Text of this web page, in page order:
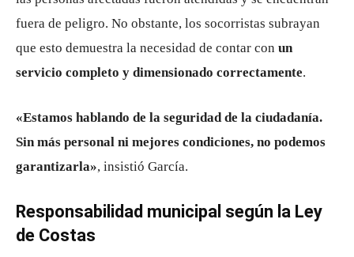
fuera de peligro. No obstante, los socorristas subrayan
que esto demuestra la necesidad de contar con un
servicio completo y dimensionado correctamente.
«Estamos hablando de la seguridad de la ciudadanía.
Sin más personal ni mejores condiciones, no podemos
garantizarla», insistió García.
Responsabilidad municipal según la Ley
de Costas